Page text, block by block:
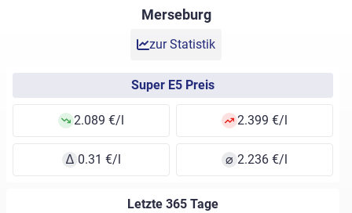
Merseburg
zur Statistik
Super E5 Preis
2.089 €/l 2.399 €/l
∆ 0.31 €/l ⌀ 2.236 €/l
Letzte 365 Tage